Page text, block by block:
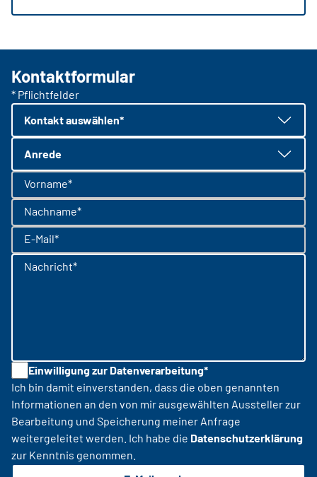
Kontaktformular
* Pflichtfelder
Kontakt auswählen*
Anrede
Vorname*
Nachname*
E-Mail*
Nachricht*
Einwilligung zur Datenverarbeitung*
Ich bin damit einverstanden, dass die oben genannten
Informationen an den von mir ausgewählten Aussteller zur
Bearbeitung und Speicherung meiner Anfrage
weitergeleitet werden. Ich habe die Datenschutzerklärung
zur Kenntnis genommen.